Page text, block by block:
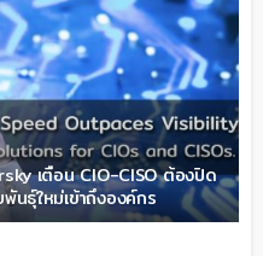
เตือน CIO-CISO ต้องปิด
นธุ์ใหม่เข้าถึงองค์กร